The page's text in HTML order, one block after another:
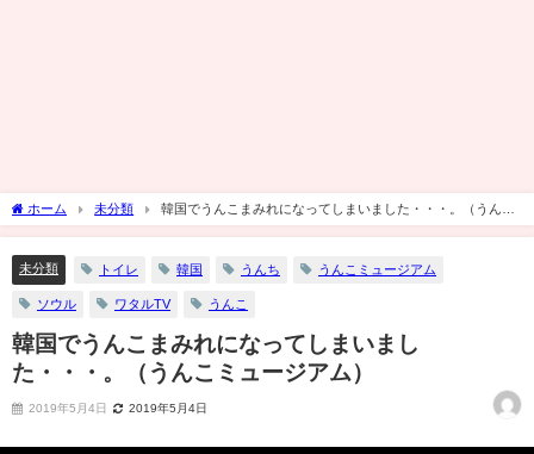
ホーム 未分類
韓国でうんこまみれになってしまいました・・・。（うんこ
ミュージアム）
未分類 トイレ 韓国 うんち うんこミュージアム
ソウル ワタルTV うんこ
韓国でうんこまみれになってしまいまし
た・・・。（うんこミュージアム）
2019年5月4日 2019年5月4日